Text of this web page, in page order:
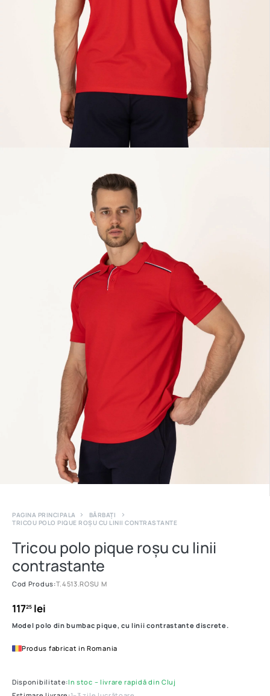
PAGINA PRINCIPALA
BĂRBAȚI
TRICOU POLO PIQUE ROȘU CU LINII CONTRASTANTE
Tricou polo pique roșu cu linii
contrastante
Cod Produs:T.4513.ROSU M
11725lei
Model polo din bumbac pique, cu linii contrastante discrete.
Produs fabricat in Romania
Disponibilitate:In stoc – livrare rapidă din Cluj